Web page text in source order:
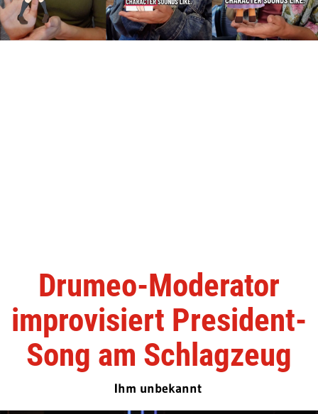
Drumeo-Moderator
improvisiert President-
Song am Schlagzeug
Ihm unbekannt